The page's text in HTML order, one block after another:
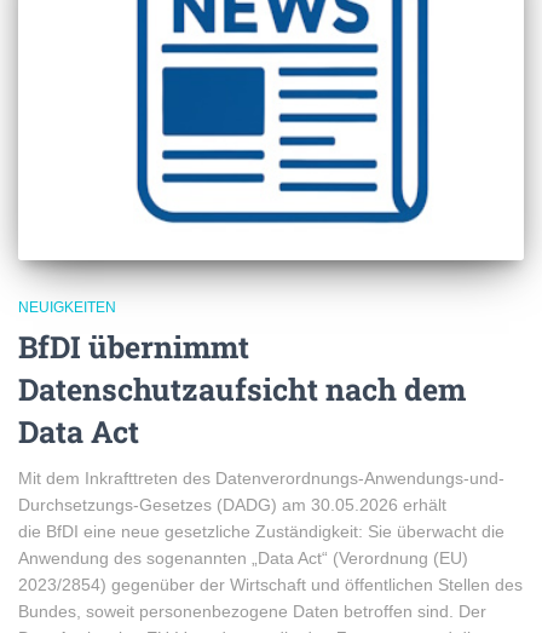
NEUIGKEITEN
BfDI übernimmt
Datenschutzaufsicht nach dem
Data Act
Mit dem Inkrafttreten des Datenverordnungs-Anwendungs-und-
Durchsetzungs-Gesetzes (DADG) am 30.05.2026 erhält
die BfDI eine neue gesetzliche Zuständigkeit: Sie überwacht die
Anwendung des sogenannten „Data Act“ (Verordnung (EU)
2023/2854) gegenüber der Wirtschaft und öffentlichen Stellen des
Bundes, soweit personenbezogene Daten betroffen sind. Der